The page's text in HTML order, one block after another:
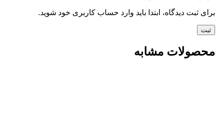
برای ثبت دیدگاه، ابتدا باید وارد حساب کاربری خود شوید.
محصولات مشابه